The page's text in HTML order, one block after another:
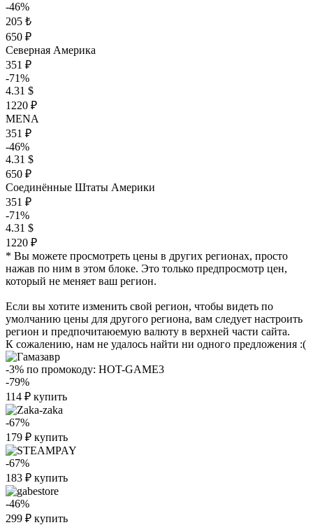
-46%
205 ₺
650 ₽
Северная Америка
351 ₽
-71%
4.31 $
1220 ₽
MENA
351 ₽
-46%
4.31 $
650 ₽
Соединённые Штаты Америки
351 ₽
-71%
4.31 $
1220 ₽
* Вы можете просмотреть цены в других регионах, просто
нажав по ним в этом блоке. Это только предпросмотр цен,
который не меняет ваш регион.
Если вы хотите изменить свой регион, чтобы видеть по
умолчанию цены для другого региона, вам следует настроить
регион и предпочитаюемую валюту в верхней части сайта.
К сожалению, нам не удалось найти ни одного предложения :(
-3% по промокоду: HOT-GAME3
-79%
114 ₽ купить
-67%
179 ₽ купить
-67%
183 ₽ купить
-46%
299 ₽ купить